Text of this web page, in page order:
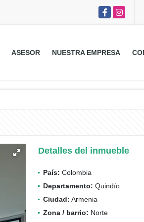
FacebookInstagram
ASESOR NUESTRA EMPRESA
Detalles del inmueble
País: Colombia
Departamento: Quindío
Ciudad: Armenia
Zona / barrio: Norte